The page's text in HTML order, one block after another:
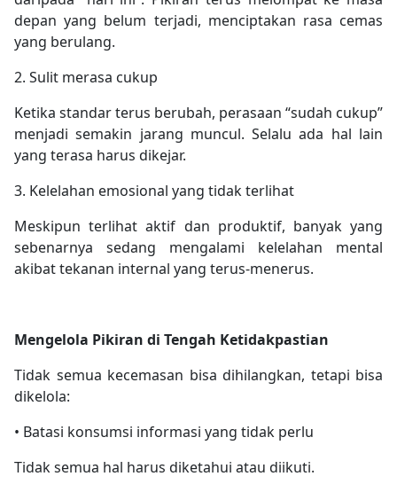
depan yang belum terjadi, menciptakan rasa cemas
yang berulang.
2. Sulit merasa cukup
Ketika standar terus berubah, perasaan “sudah cukup”
menjadi semakin jarang muncul. Selalu ada hal lain
yang terasa harus dikejar.
3. Kelelahan emosional yang tidak terlihat
Meskipun terlihat aktif dan produktif, banyak yang
sebenarnya sedang mengalami kelelahan mental
akibat tekanan internal yang terus-menerus.
Mengelola Pikiran di Tengah Ketidakpastian
Tidak semua kecemasan bisa dihilangkan, tetapi bisa
dikelola:
• Batasi konsumsi informasi yang tidak perlu
Tidak semua hal harus diketahui atau diikuti.